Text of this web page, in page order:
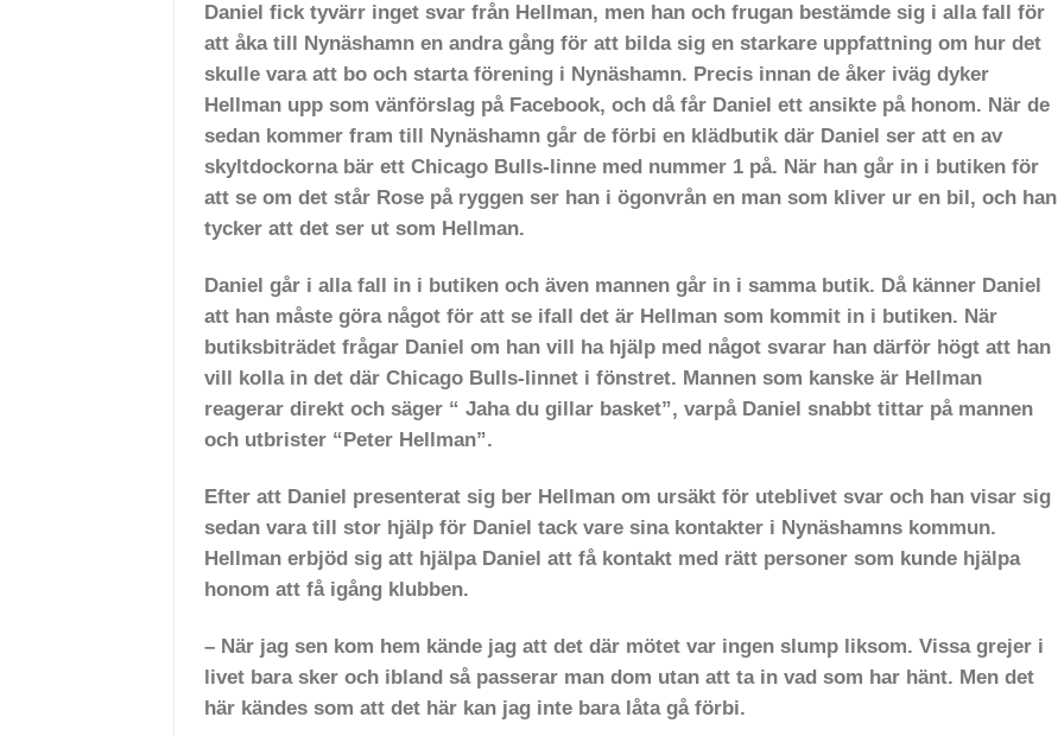
Daniel fick tyvärr inget svar från Hellman, men han och frugan bestämde sig i alla fall för
att åka till Nynäshamn en andra gång för att bilda sig en starkare uppfattning om hur det
skulle vara att bo och starta förening i Nynäshamn. Precis innan de åker iväg dyker
Hellman upp som vänförslag på Facebook, och då får Daniel ett ansikte på honom. När de
sedan kommer fram till Nynäshamn går de förbi en klädbutik där Daniel ser att en av
skyltdockorna bär ett Chicago Bulls-linne med nummer 1 på. När han går in i butiken för
att se om det står Rose på ryggen ser han i ögonvrån en man som kliver ur en bil, och han
tycker att det ser ut som Hellman.
Daniel går i alla fall in i butiken och även mannen går in i samma butik. Då känner Daniel
att han måste göra något för att se ifall det är Hellman som kommit in i butiken. När
butiksbiträdet frågar Daniel om han vill ha hjälp med något svarar han därför högt att han
vill kolla in det där Chicago Bulls-linnet i fönstret. Mannen som kanske är Hellman
reagerar direkt och säger “ Jaha du gillar basket”, varpå Daniel snabbt tittar på mannen
och utbrister “Peter Hellman”.
Efter att Daniel presenterat sig ber Hellman om ursäkt för uteblivet svar och han visar sig
sedan vara till stor hjälp för Danieltack vare sina kontakter i Nynäshamns kommun.
Hellman erbjöd sig att hjälpa Daniel att få kontakt med rätt personer som kunde hjälpa
honom att få igång klubben.
– När jag sen kom hem kände jag att det där mötet var ingen slump liksom. Vissa grejer i
livet bara sker och ibland så passerar man dom utan att ta in vad som har hänt. Men det
här kändes som att det här kan jag inte bara låta gå förbi.